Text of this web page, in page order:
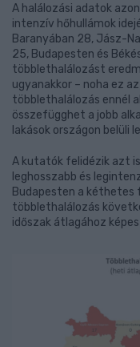
A halálozási adatok
intenzív hőhullámok
Baranyában 28, Jász-
25, Budapesten és
többlethalálozást
ugyanakkor – noha ez
többlethalálozás ennél
összefügghet a jobb
lakások országon belüli
A kutatók felidézik azt
leghosszabb és
Budapesten a kéthetes
többlethalálozás
időszak átlagához